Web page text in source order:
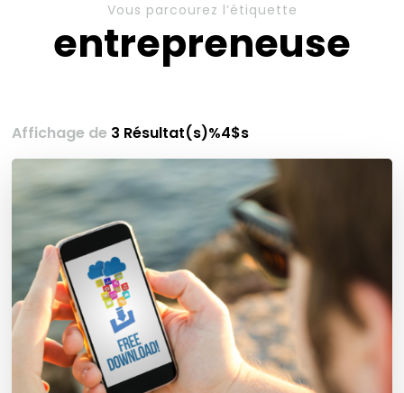
Vous parcourez l’étiquette
entrepreneuse
Affichage de 3 Résultat(s)%4$s